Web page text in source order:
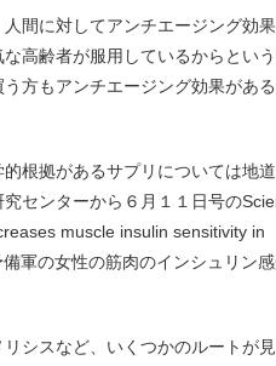
間に対してアンチエージング効
高齢者が服用しているからとい
方もアンチエージング効果があ
根拠があるサプリについては地
センターから６月１１日号の
muscle insulin sensitivity in
軍の女性の筋肉のインシュリン
シスなど、いくつかのルートが見